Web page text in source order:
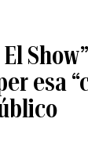
esa